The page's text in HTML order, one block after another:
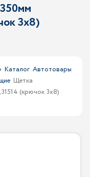
3х8)
Каталог Автотовары
Щетка
(крючок 3х8)